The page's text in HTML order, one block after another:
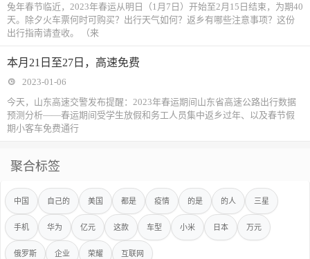
兔年春节临近，2023年春运从明日（1月7日）开始至2月15日结束，为期40
天。除夕火车票何时可购买？出行天气如何？返乡有哪些注意事项？这份
出行指南请查收。 （来
本月21日至27日，高速免费
2023-01-06
今天，山东高速交警发布提醒：2023年春运期间山东省高速公路出行数据
预测分析——春运期间受学生放假和务工人员集中返乡过年、以及春节假
期小客车免费通行
聚合标签
中国 自己的 美国 都是 疫情 的是 的人 三星
手机 华为 亿元 这款 车型 小米 日本 万元
俄罗斯 企业 荣耀 互联网